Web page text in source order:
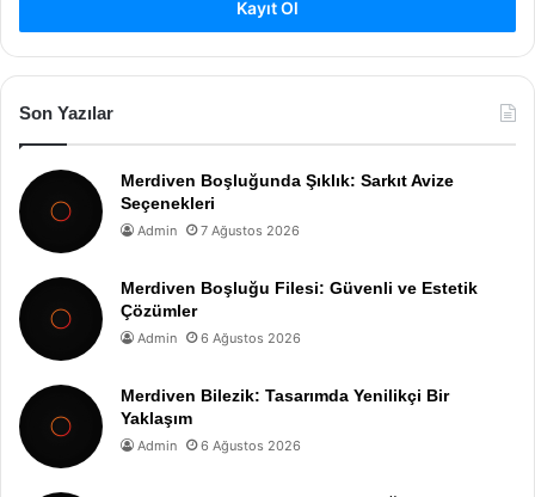
Kayıt Ol
Son Yazılar
Merdiven Boşluğunda Şıklık: Sarkıt Avize
Seçenekleri
Admin 7 Ağustos 2026
Merdiven Boşluğu Filesi: Güvenli ve Estetik
Çözümler
Admin 6 Ağustos 2026
Merdiven Bilezik: Tasarımda Yenilikçi Bir
Yaklaşım
Admin 6 Ağustos 2026